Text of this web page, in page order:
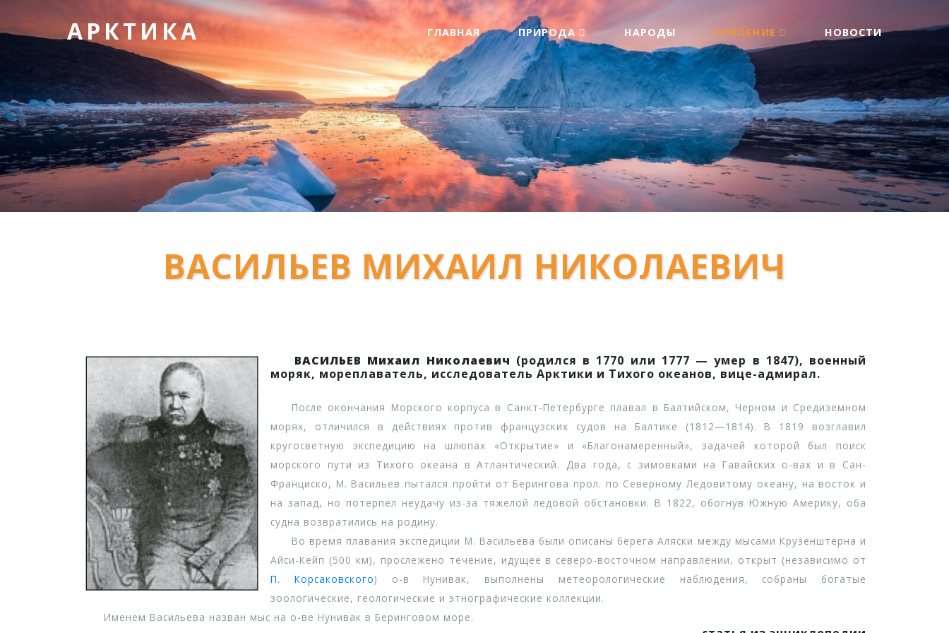
АРКТИКА ГЛАВНАЯ ПРИРОДА НАРОДЫ ОСВОЕНИЕ НОВОСТИ
ВАСИЛЬЕВ МИХАИЛ НИКОЛАЕВИЧ
ВАСИЛЬЕВ Михаил Николаевич (родился в 1770 или 1777 — умер в 1847), военный
моряк, мореплаватель, исследователь Арктики и Тихого океанов, вице-адмирал.
После окончания Морского корпуса в Санкт-Петербурге плавал в Балтийском, Черном и Средиземном
морях, отличился в действиях против французских судов на Балтике (1812—1814). В 1819 возглавил
кругосветную экспедицию на шлюпах «Открытие» и «Благонамеренный», задачей которой был поиск
морского пути из Тихого океана в Атлантический. Два года, с зимовками на Гавайских о-вах и в Сан-
Франциско, М. Васильев пытался пройти от Берингова прол. по Северному Ледовитому океану, на восток и
на запад, но потерпел неудачу из-за тяжелой ледовой обстановки. В 1822, обогнув Южную Америку, оба
судна возвратились на родину.
Во время плавания экспедиции М. Васильева были описаны берега Аляски между мысами Крузенштерна и
Айси-Кейп (500 км), прослежено течение, идущее в северо-восточном направлении, открыт (независимо от
П. Корсаковского) о-в Нунивак, выполнены метеорологические наблюдения, собраны богатые
зоологические, геологические и этнографические коллекции.
Именем Васильева назван мыс на о-ве Нунивак в Беринговом море.